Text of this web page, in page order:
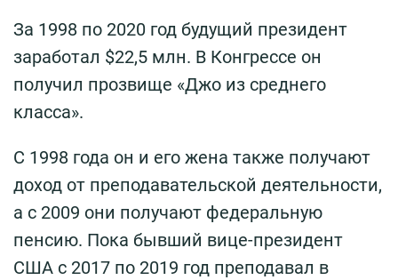
За 1998 по 2020 год будущий президент
заработал $22,5 млн. В Конгрессе он
получил прозвище «Джо из среднего
класса».
С 1998 года он и его жена также получают
доход от преподавательской деятельности,
а с 2009 они получают федеральную
пенсию. Пока бывший вице-президент
США с 2017 по 2019 год преподавал в